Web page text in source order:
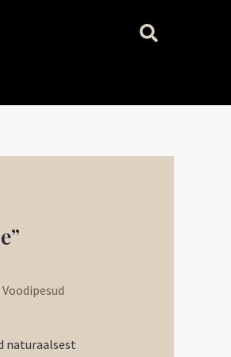
Voodipesud
naturaalsest